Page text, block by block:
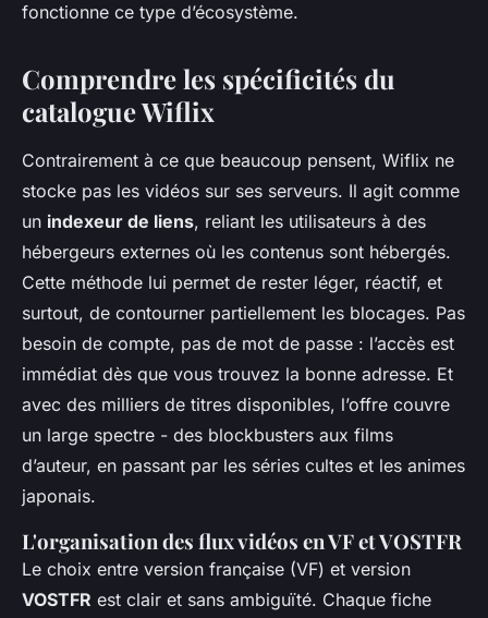
fonctionne ce type d’écosystème.
Comprendre les spécificités du
catalogue Wiflix
Contrairement à ce que beaucoup pensent, Wiflix ne
stocke pas les vidéos sur ses serveurs. Il agit comme
un indexeur de liens, reliant les utilisateurs à des
hébergeurs externes où les contenus sont hébergés.
Cette méthode lui permet de rester léger, réactif, et
surtout, de contourner partiellement les blocages. Pas
besoin de compte, pas de mot de passe : l’accès est
immédiat dès que vous trouvez la bonne adresse. Et
avec des milliers de titres disponibles, l’offre couvre
un large spectre - des blockbusters aux films
d’auteur, en passant par les séries cultes et les animes
japonais.
L'organisation des flux vidéos en VF et VOSTFR
Le choix entre version française (VF) et version
VOSTFR est clair et sans ambiguïté. Chaque fiche